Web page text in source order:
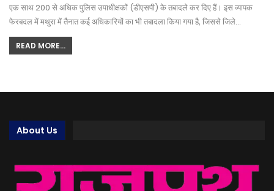
एक साथ 200 से अधिक पुलिस उपाधीक्षकों (डीएसपी) के तबादले कर दिए हैं। इस व्यापक
फेरबदल में मथुरा में तैनात कई अधिकारियों का भी तबादला किया गया है, जिससे जिले…
READ MORE...
About Us